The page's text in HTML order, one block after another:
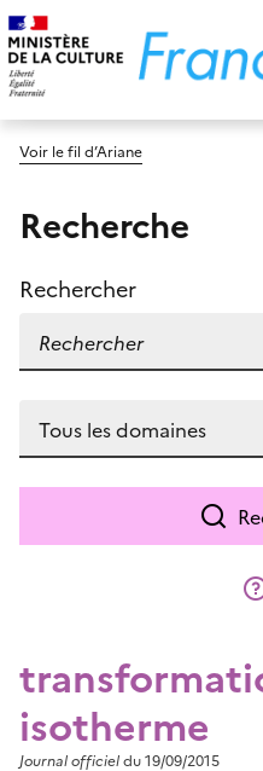
Voir le fil d’Ariane
Recherche
Rechercher
isotherme
Journal officieldu 19/09/2015